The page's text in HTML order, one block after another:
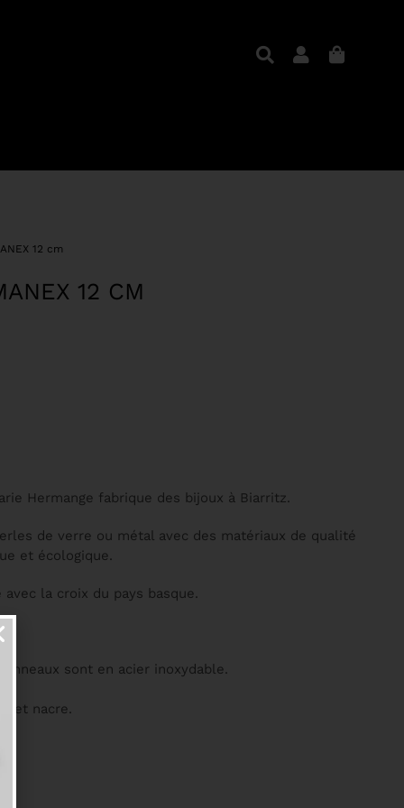
12 cm
12 CM
Hermange fabrique des bijoux à Biarritz.
de verre ou métal avec des matériaux de qualité
et écologique.
la croix du pays basque.
sont en acier inoxydable.
et nacre.